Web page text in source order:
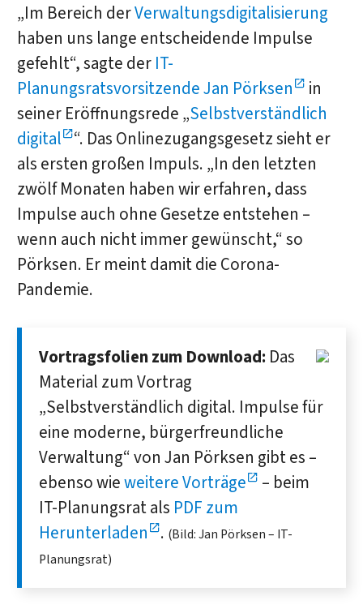
„Im Bereich derVerwaltungsdigitalisierung
haben uns lange entscheidende Impulse
gefehlt“, sagte der IT-
Planungsratsvorsitzende Jan Pörksen
in
seiner Eröffnungsrede „Selbstverständlich
digital “. Das Onlinezugangsgesetz sieht er
als ersten großen Impuls. „In den letzten
zwölf Monaten haben wir erfahren, dass
Impulse auch ohne Gesetze entstehen –
wenn auch nicht immer gewünscht,“ so
Pörksen. Er meint damit die Corona-
Pandemie.
Vortragsfolien zum Download: Das
Material zum Vortrag
„Selbstverständlich digital. Impulse für
eine moderne, bürgerfreundliche
Verwaltung“ von Jan Pörksen gibt es –
ebenso wieweitere Vorträge
– beim
IT-Planungsrat als PDF zum
Herunterladen
. (Bild: Jan Pörksen – IT-
Planungsrat)